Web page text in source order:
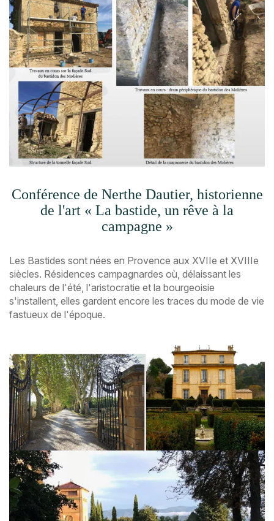
Conférence de Nerthe Dautier, historienne
de l'art « La bastide, un rêve à la
campagne »
Les Bastides sont nées en Provence aux XVIIe et XVIIIe
siècles. Résidences campagnardes où, délaissant les
chaleurs de l'été, l'aristocratie et la bourgeoisie
s'installent, elles gardent encore les traces du mode de vie
fastueux de l'époque.